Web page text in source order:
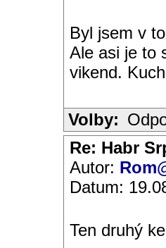
Byl jsem v
Ale asi je to
vikend.
Volby:
Re: Habr
Autor:
Datum:
Ten druhý